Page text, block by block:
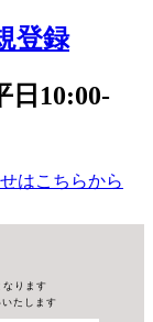
登録
日10:00-
はこちらから
なります
いたします